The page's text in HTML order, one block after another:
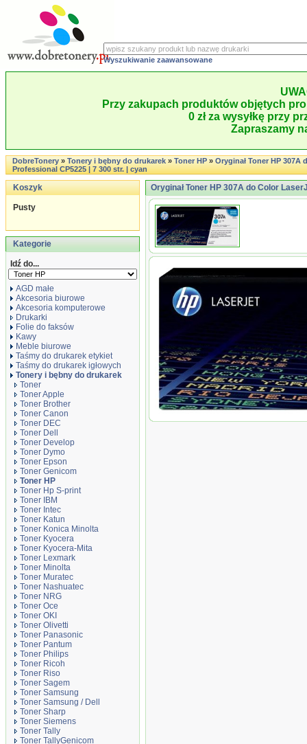
Wyszukiwanie zaawansowane
Przy zakupach produktów objętych
0 zł za wysyłkę przy
Zapraszamy
DobreTonery»Tonery i bębny do drukarek»Toner HP»Oryginał Toner HP 307A
Professional CP5225 | 7 300 str. | cyan
Koszyk
Pusty
Kategorie
Idź do...
AGD małe
Akcesoria biurowe
Akcesoria komputerowe
Drukarki
Folie do faksów
Kawy
Meble biurowe
Taśmy do drukarek etykiet
Taśmy do drukarek igłowych
Tonery i bębny do drukarek
Toner
Toner Apple
Toner Brother
Toner Canon
Toner DEC
Toner Dell
Toner Develop
Toner Dymo
Toner Epson
Toner Genicom
Toner HP
Toner Hp S-print
Toner IBM
Toner Intec
Toner Katun
Toner Konica Minolta
Toner Kyocera
Toner Kyocera-Mita
Toner Lexmark
Toner Minolta
Toner Muratec
Toner Nashuatec
Toner NRG
Toner Oce
Toner OKI
Toner Olivetti
Toner Panasonic
Toner Pantum
Toner Philips
Toner Ricoh
Toner Riso
Toner Sagem
Toner Samsung
Toner Samsung / Dell
Toner Sharp
Toner Siemens
Toner Tally
Toner TallyGenicom
Oryginał Toner HP 307A do Color
Oryginał Toner HP 307A do Color